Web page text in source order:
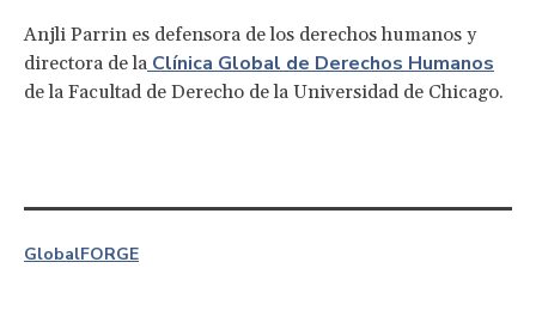
Anjli Parrin es defensora de los derechos humanos y
directora de la Clínica Global de Derechos Humanos
de la Facultad de Derecho de la Universidad de Chicago.
GlobalFORGE